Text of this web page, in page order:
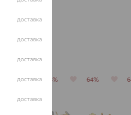
64% 64% 64%
доставка
доставка
доставка
доставка
доставка